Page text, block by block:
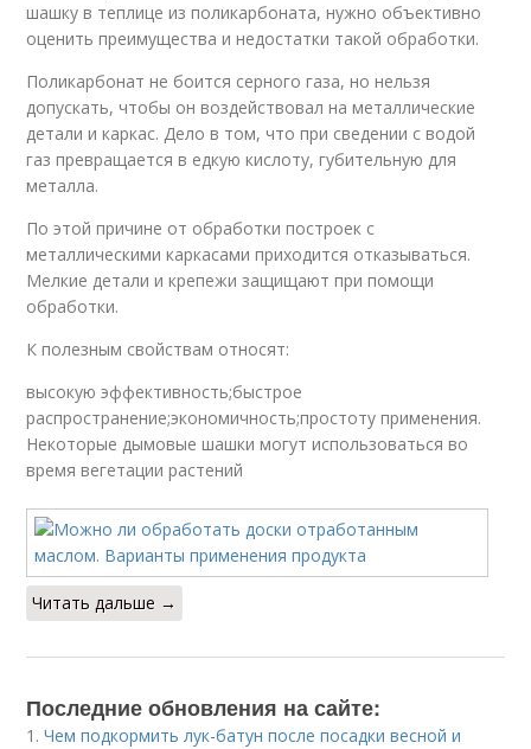
шашку в теплице из поликарбоната, нужно объективно
оценить преимущества и недостатки такой обработки.
Поликарбонат не боится серного газа, но нельзя
допускать, чтобы он воздействовал на металлические
детали и каркас. Дело в том, что при сведении с водой
газ превращается в едкую кислоту, губительную для
металла.
По этой причине от обработки построек с
металлическими каркасами приходится отказываться.
Мелкие детали и крепежи защищают при помощи
обработки.
К полезным свойствам относят:
высокую эффективность;быстрое
распространение;экономичность;простоту применения.
Некоторые дымовые шашки могут использоваться во
время вегетации растений
Читать дальше →
Последние обновления на сайте:
1.Чем подкормить лук-батун после посадки весной и